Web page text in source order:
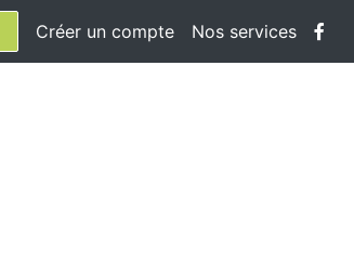
Créer un compte Nos services